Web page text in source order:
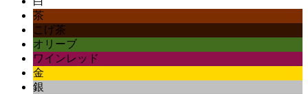
茶
こげ茶
オリーブ
ワインレッド
金
銀